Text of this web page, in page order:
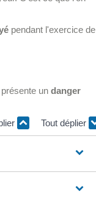
pendant l'exercice de
un danger
Tout déplier